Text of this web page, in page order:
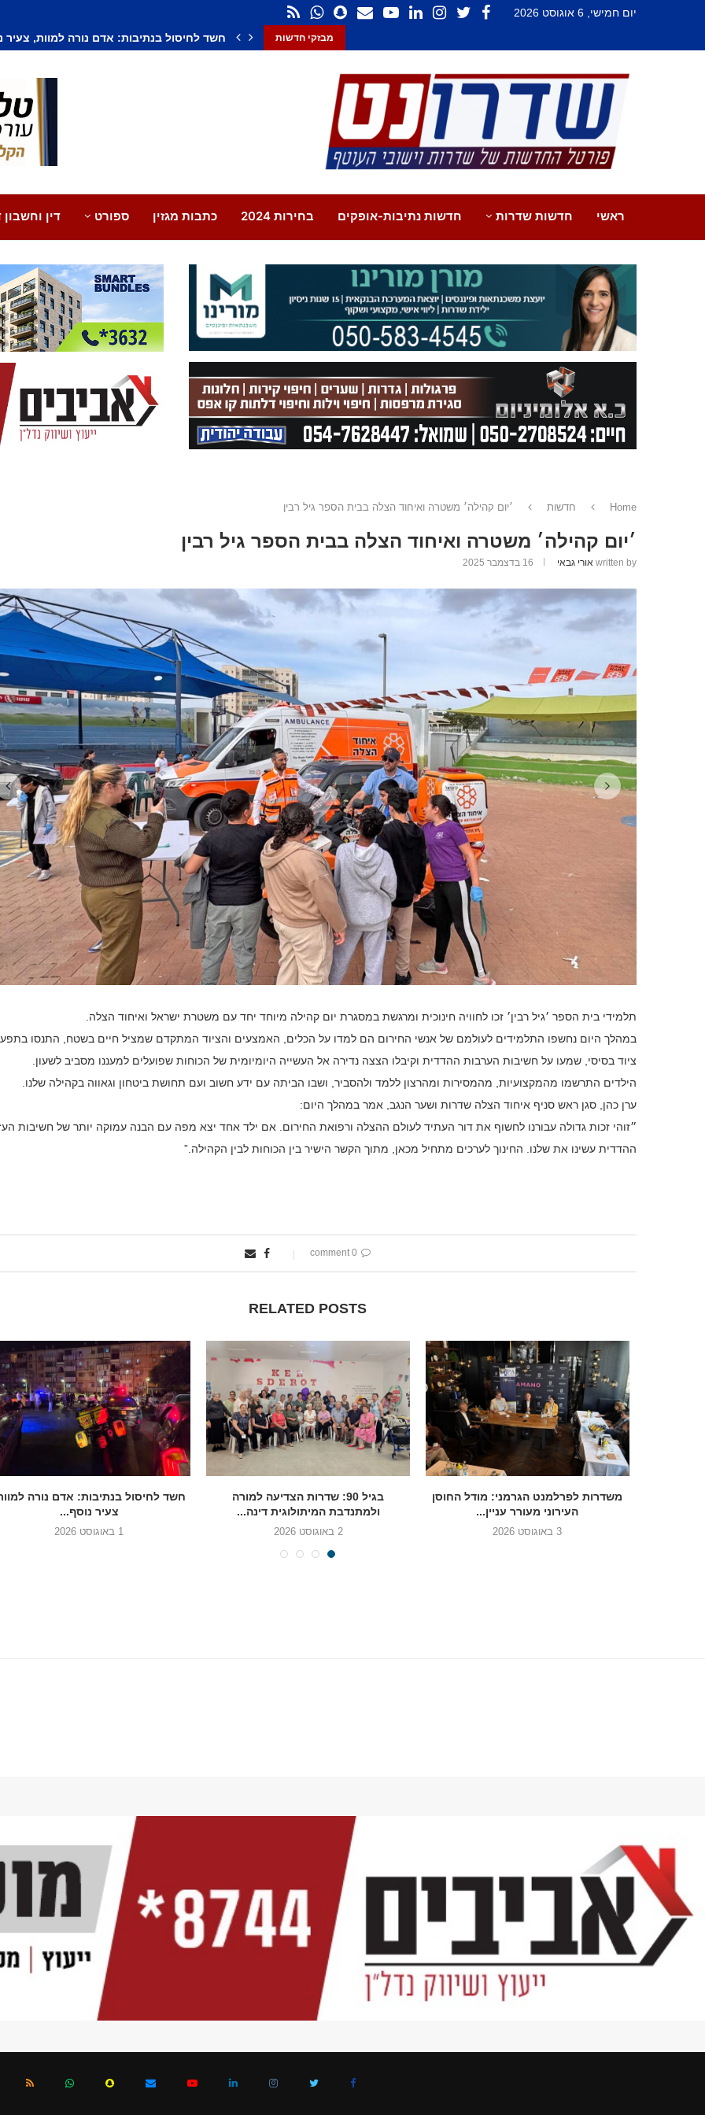
יום חמישי, 6 אוגוסט 2026
מבזקי חדשות חשד לחיסול בנתיבות: אדם נורה למוות, צעיר
בשורה גדולה: כביש 334 החדש "עוקף שדרות" נפתח במלואו
ראשי חדשות שדרות חדשות נתיבות-אופקים בחירות 2024 כתבות מגזין ספורט דין וחשבון
Home חדשות ׳יום קהילה׳ משטרה ואיחוד הצלה בבית הספר גיל רבין
׳יום קהילה׳ משטרה ואיחוד הצלה בבית הספר גיל רבין
written by אורי גבאי 16 בדצמבר 2025
תלמידי בית הספר ׳גיל רבין׳ זכו לחוויה חינוכית ומרגשת במסגרת יום קהילה מיוחד יחד עם משטרת ישראל ואיחוד הצלה.
במהלך היום נחשפו התלמידים לעולמם של אנשי החירום הם למדו על הכלים, האמצעים והציוד המתקדם שמציל חיים בשטח, התנסו
ציוד בסיסי, שמעו על חשיבות הערבות ההדדית וקיבלו הצצה נדירה אל העשייה היומיומית של הכוחות שפועלים למעננו מסביב לשעון.
הילדים התרשמו מהמקצועיות, מהמסירות ומהרצון ללמד ולהסביר, ושבו הביתה עם ידע חשוב ועם תחושת ביטחון וגאווה בקהילה שלנו.
ערן כהן, סגן ראש סניף איחוד הצלה שדרות ושער הנגב, אמר במהלך היום:
״זוהי זכות גדולה עבורנו לחשוף את דור העתיד לעולם ההצלה ורפואת החירום. אם ילד אחד יצא מפה עם הבנה עמוקה יותר של חשיבות
ההדדית עשינו את שלנו. החינוך לערכים מתחיל מכאן, מתוך הקשר הישיר בין הכוחות לבין הקהילה.”
0 comment
RELATED POSTS
משדרות לפרלמנט הגרמני: מודל החוסן
העירוני מעורר עניין...
3 באוגוסט 2026
בגיל 90: שדרות הצדיעה למורה
ולמתנדבת המיתולוגית דינה...
2 באוגוסט 2026
חשד לחיסול בנתיבות: אדם נורה
צעיר נוסף...
1 באוגוסט 2026